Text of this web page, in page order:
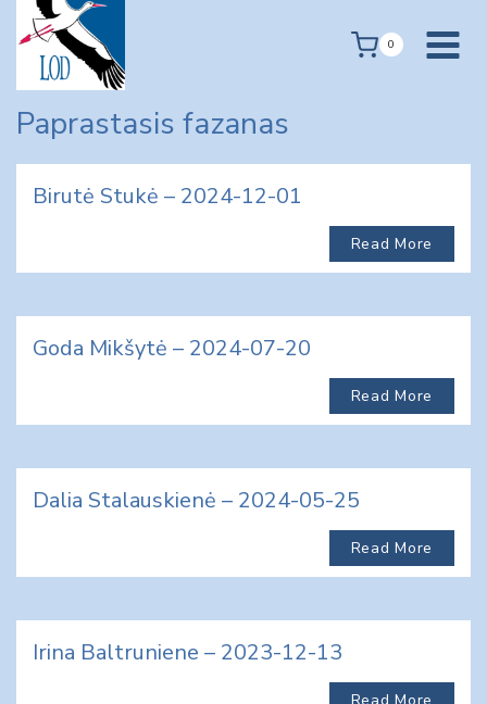
content
0
Paprastasis fazanas
Birutė Stukė – 2024-12-01
Read More
Goda Mikšytė – 2024-07-20
Read More
Dalia Stalauskienė – 2024-05-25
Read More
Irina Baltruniene – 2023-12-13